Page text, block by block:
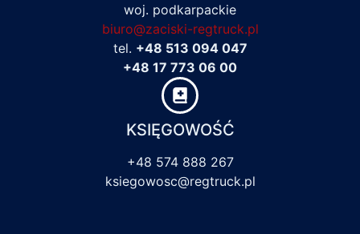
woj. podkarpackie
biuro@zaciski-regtruck.pl
tel. +48 513 094 047
+48 17 773 06 00
KSIĘGOWOŚĆ
+48 574 888 267
ksiegowosc@regtruck.pl